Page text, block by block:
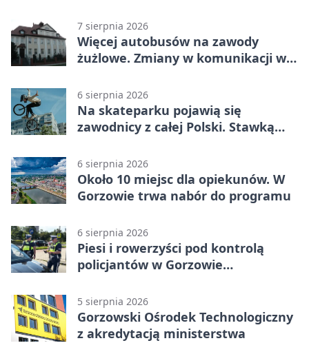
7 sierpnia 2026
Więcej autobusów na zawody
żużlowe. Zmiany w komunikacji w
6 sierpnia 2026
Na skateparku pojawią się
zawodnicy z całej Polski. Stawką
6 sierpnia 2026
Około 10 miejsc dla opiekunów. W
Gorzowie trwa nabór do programu
6 sierpnia 2026
Piesi i rowerzyści pod kontrolą
policjantów w Gorzowie
5 sierpnia 2026
Gorzowski Ośrodek Technologiczny
z akredytacją ministerstwa